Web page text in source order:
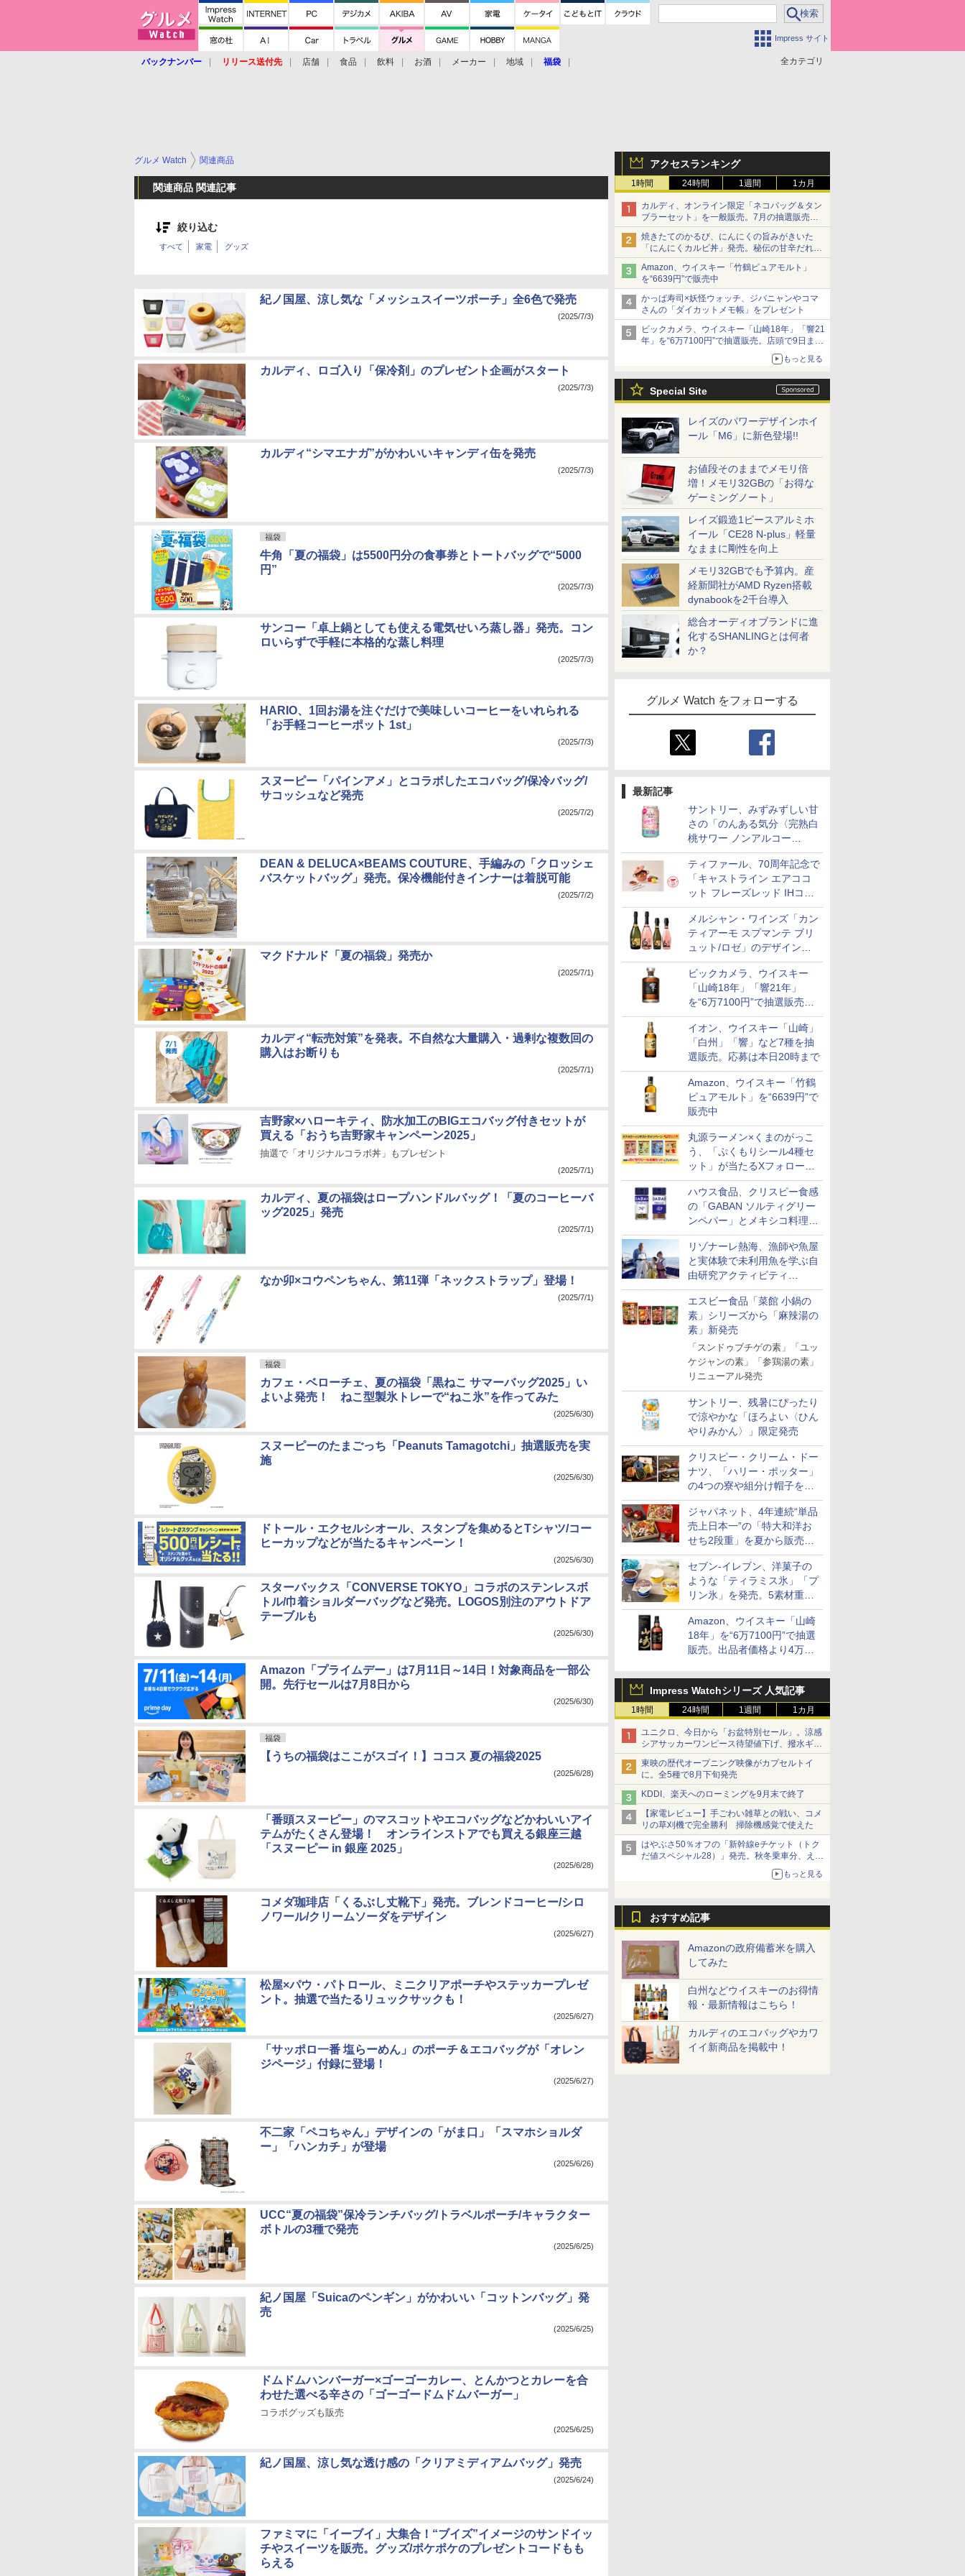
Impress サイト
全カテゴリ
バックナンバー リリース送付先 店舗 食品 飲料 お酒 メーカー 地域 福袋
アクセスランキング
1時間 24時間 1週間 1カ月
カルディ、オンライン限定「ネコバッグ＆タン
ブラーセット」を一般販売。7月の抽選販売の
当選無効分
焼きたてのかるび、にんにくの旨みがきいた
「にんにくカルビ丼」発売。秘伝の甘辛だれを
絡めた「豚カルビ丼」も復活
Amazon、ウイスキー「竹鶴ピュアモルト」
を“6639円”で販売中
かっぱ寿司×妖怪ウォッチ、ジバニャンやコマ
さんの「ダイカットメモ帳」をプレゼント
ビックカメラ、ウイスキー「山崎18年」「響21
年」を“6万7100円”で抽選販売。店頭で9日まで
もっと見る
Special Site
レイズのパワーデザインホイ
ール「M6」に新色登場!!
お値段そのままでメモリ倍
増！メモリ32GBの「お得な
ゲーミングノート」
レイズ鍛造1ピースアルミホ
イール「CE28 N-plus」軽量
なままに剛性を向上
メモリ32GBでも予算内。産
経新聞社がAMD Ryzen搭載
dynabookを2千台導入
総合オーディオブランドに進
化するSHANLINGとは何者
か？
グルメ Watch をフォローする
最新記事
サントリー、みずみずしい甘
さの「のんある気分〈完熟白
桃サワー ノンアルコー
ル〉」限定発売
ティファール、70周年記念で
「キャストライン エアココ
ット フレーズレッド IHココ
ット鍋 24cm」数量限定発売
メルシャン・ワインズ「カン
ティアーモ スプマンテ ブリ
ュット/ロゼ」のデザインを
リニューアル。ハーフボトル
も登場
ビックカメラ、ウイスキー
「山崎18年」「響21年」
を“6万7100円”で抽選販売。
店頭で9日まで受付
イオン、ウイスキー「山崎」
「白州」「響」など7種を抽
選販売。応募は本日20時まで
Amazon、ウイスキー「竹鶴
ピュアモルト」を“6639円”で
販売中
丸源ラーメン×くまのがっこ
う、「ぷくもりシール4種セ
ット」が当たるXフォロー＆
リポストキャンペーン実施
ハウス食品、クリスピー食感
の「GABAN ソルティグリー
ンペパー」とメキシコ料理に
合う「GABAN チポトレペパ
ー」発売
リゾナーレ熱海、漁師や魚屋
と実体験で未利用魚を学ぶ自
由研究アクティビティ
「Fisherman's Academy」を
実施中
エスビー食品「菜館 小鍋の
素」シリーズから「麻辣湯の
素」新発売
「スンドゥブチゲの素」「ユッ
ケジャンの素」「参鶏湯の素」
リニューアル発売
サントリー、残暑にぴったり
で涼やかな「ほろよい〈ひん
やりみかん〉」限定発売
クリスピー・クリーム・ドー
ナツ、「ハリー・ポッター」
の4つの寮や組分け帽子をイ
メージしたドーナツなど発売
ジャパネット、4年連続“単品
売上日本一”の「特大和洋お
せち2段重」を夏から販売。
73品・年越しそば付き
セブン-イレブン、洋菓子の
ような「ティラミス氷」「プ
リン氷」を発売。5素材重ね
と2層仕立ての濃厚な味わい
Amazon、ウイスキー「山崎
18年」を“6万7100円”で抽選
販売。出品者価格より4万
Impress Watchシリーズ 人気記事
1時間 24時間 1週間 1カ月
ユニクロ、今日から「お盆特別セール」。涼感
シアサッカーワンピース待望値下げ、撥水ギア
ショーツは1990円に
東映の歴代オープニング映像がカプセルトイ
に。全5種で8月下旬発売
KDDI、楽天へのローミングを9月末で終了
【家電レビュー】手ごわい雑草との戦い、コメ
リの草刈機で完全勝利 掃除機感覚で使えた
はやぶさ50％オフの「新幹線eチケット（トク
だ値スペシャル28）」発売。秋冬乗車分、えき
もっと見る
おすすめ記事
Amazonの政府備蓄米を購入
してみた
白州などウイスキーのお得情
報・最新情報はこちら！
カルディのエコバッグやカワ
イイ新商品を掲載中！
グルメ Watch 関連商品
関連商品 関連記事
絞り込む
すべて 家電 グッズ
紀ノ国屋、涼し気な「メッシュスイーツポーチ」全6色で発売
(2025/7/3)
カルディ、ロゴ入り「保冷剤」のプレゼント企画がスタート
(2025/7/3)
カルディ“シマエナガ”がかわいいキャンディ缶を発売
(2025/7/3)
福袋
牛角「夏の福袋」は5500円分の食事券とトートバッグで“5000
円”
(2025/7/3)
サンコー「卓上鍋としても使える電気せいろ蒸し器」発売。コン
ロいらずで手軽に本格的な蒸し料理
(2025/7/3)
HARIO、1回お湯を注ぐだけで美味しいコーヒーをいれられる
「お手軽コーヒーポット 1st」
(2025/7/3)
スヌーピー「パインアメ」とコラボしたエコバッグ/保冷バッグ/
サコッシュなど発売
(2025/7/2)
DEAN & DELUCA×BEAMS COUTURE、手編みの「クロッシェ
バスケットバッグ」発売。保冷機能付きインナーは着脱可能
(2025/7/2)
マクドナルド「夏の福袋」発売か
(2025/7/1)
カルディ“転売対策”を発表。不自然な大量購入・過剰な複数回の
購入はお断りも
(2025/7/1)
吉野家×ハローキティ、防水加工のBIGエコバッグ付きセットが
買える「おうち吉野家キャンペーン2025」
抽選で「オリジナルコラボ丼」もプレゼント
(2025/7/1)
カルディ、夏の福袋はロープハンドルバッグ！「夏のコーヒーバ
ッグ2025」発売
(2025/7/1)
なか卯×コウペンちゃん、第11弾「ネックストラップ」登場！
(2025/7/1)
福袋
カフェ・ベローチェ、夏の福袋「黒ねこ サマーバッグ2025」い
よいよ発売！ ねこ型製氷トレーで“ねこ氷”を作ってみた
(2025/6/30)
スヌーピーのたまごっち「Peanuts Tamagotchi」抽選販売を実
施
(2025/6/30)
ドトール・エクセルシオール、スタンプを集めるとTシャツ/コー
ヒーカップなどが当たるキャンペーン！
(2025/6/30)
スターバックス「CONVERSE TOKYO」コラボのステンレスボ
トル/巾着ショルダーバッグなど発売。LOGOS別注のアウトドア
テーブルも
(2025/6/30)
Amazon「プライムデー」は7月11日～14日！対象商品を一部公
開。先行セールは7月8日から
(2025/6/30)
福袋
【うちの福袋はここがスゴイ！】ココス 夏の福袋2025
(2025/6/28)
「番頭スヌーピー」のマスコットやエコバッグなどかわいいアイ
テムがたくさん登場！ オンラインストアでも買える銀座三越
「スヌーピー in 銀座 2025」
(2025/6/28)
コメダ珈琲店「くるぶし丈靴下」発売。ブレンドコーヒー/シロ
ノワール/クリームソーダをデザイン
(2025/6/27)
松屋×パウ・パトロール、ミニクリアポーチやステッカープレゼ
ント。抽選で当たるリュックサックも！
(2025/6/27)
「サッポロ一番 塩らーめん」のポーチ＆エコバッグが「オレン
ジページ」付録に登場！
(2025/6/27)
不二家「ペコちゃん」デザインの「がま口」「スマホショルダ
ー」「ハンカチ」が登場
(2025/6/26)
UCC“夏の福袋”保冷ランチバッグ/トラベルポーチ/キャラクター
ボトルの3種で発売
(2025/6/25)
紀ノ国屋「Suicaのペンギン」がかわいい「コットンバッグ」発
売
(2025/6/25)
ドムドムハンバーガー×ゴーゴーカレー、とんかつとカレーを合
わせた選べる辛さの「ゴーゴードムドムバーガー」
コラボグッズも販売
(2025/6/25)
紀ノ国屋、涼し気な透け感の「クリアミディアムバッグ」発売
(2025/6/24)
ファミマに「イーブイ」大集合！“ブイズ”イメージのサンドイッ
チやスイーツを販売。グッズ/ポケポケのプレゼントコードもも
らえる